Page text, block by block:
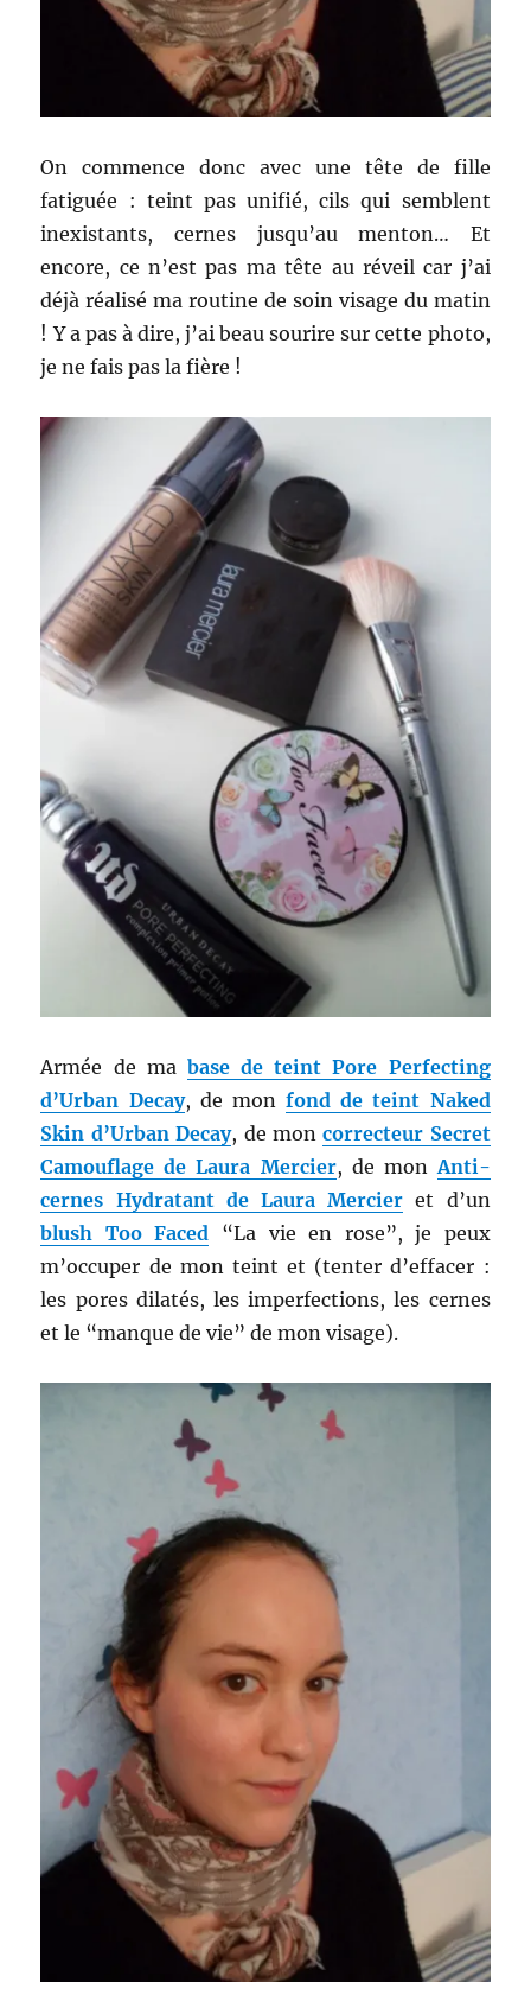
On commence donc avec une tête de fille
fatiguée : teint pas unifié, cils qui semblent
inexistants, cernes jusqu’au menton… Et
encore, ce n’est pas ma tête au réveil car j’ai
déjà réalisé ma routine de soin visage du matin
! Y a pas à dire, j’ai beau sourire sur cette photo,
je ne fais pas la fière !
Armée de ma base de teint Pore Perfecting
d’Urban Decay, de monfond de teint Naked
Skin d’Urban Decay, de moncorrecteur Secret
Camouflage de Laura Mercier, de mon Anti-
cernes Hydratant de Laura Mercier et d’un
blush Too Faced “La vie en rose”, je peux
m’occuper de mon teint et (tenter d’effacer :
les pores dilatés, les imperfections, les cernes
et le “manque de vie” de mon visage).